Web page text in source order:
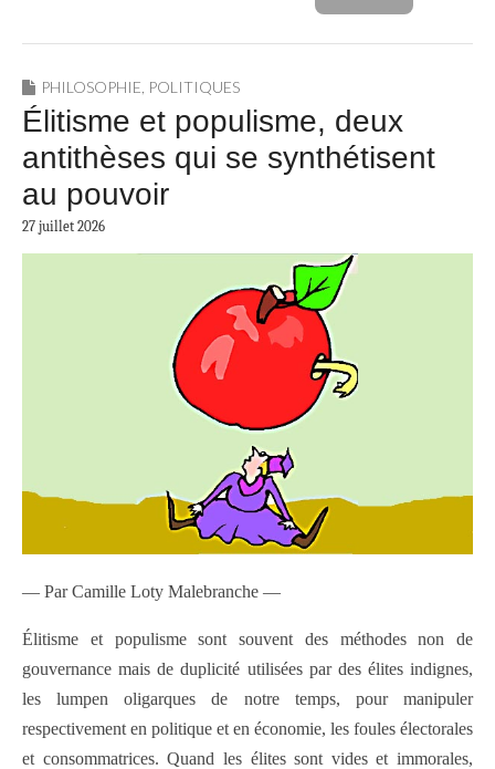
PHILOSOPHIE POLITIQUES
Élitisme et populisme, deux
antithèses qui se synthétisent
au pouvoir
27 juillet 2026
— Par Camille Loty Malebranche —
Élitisme et populisme sont souvent des méthodes non de
gouvernance mais de duplicité utilisées par des élites indignes,
les lumpen oligarques de notre temps, pour manipuler
respectivement en politique et en économie, les foules électorales
et consommatrices. Quand les élites sont vides et immorales,